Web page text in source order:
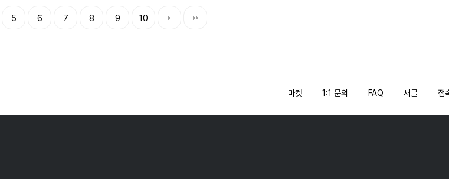
5 6 7 8 9 10
마켓 1:1 문의 FAQ 새글 접